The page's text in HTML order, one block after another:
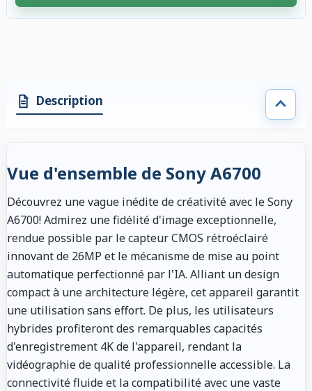
Description
Vue d'ensemble de Sony A6700
Découvrez une vague inédite de créativité avec le Sony
A6700! Admirez une fidélité d'image exceptionnelle,
rendue possible par le capteur CMOS rétroéclairé
innovant de 26MP et le mécanisme de mise au point
automatique perfectionné par l'IA. Alliant un design
compact à une architecture légère, cet appareil garantit
une utilisation sans effort. De plus, les utilisateurs
hybrides profiteront des remarquables capacités
d'enregistrement 4K de l'appareil, rendant la
vidéographie de qualité professionnelle accessible. La
connectivité fluide et la compatibilité avec une vaste